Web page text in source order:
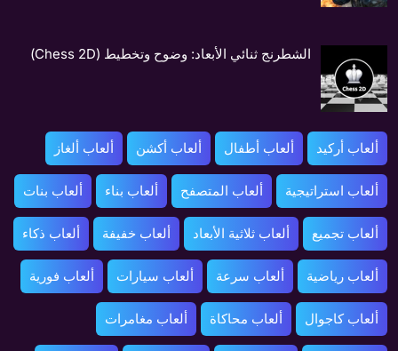
الشطرنج ثنائي الأبعاد: وضوح وتخطيط (Chess 2D)
ألعاب أركيد ألعاب أطفال ألعاب أكشن ألعاب ألغاز
ألعاب استراتيجية ألعاب المتصفح ألعاب بناء ألعاب بنات
ألعاب تجميع ألعاب ثلاثية الأبعاد ألعاب خفيفة ألعاب ذكاء
ألعاب رياضية ألعاب سرعة ألعاب سيارات ألعاب فورية
ألعاب كاجوال ألعاب محاكاة ألعاب مغامرات